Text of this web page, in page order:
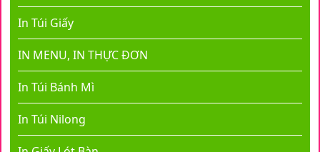
In Túi Giấy
IN MENU, IN THỰC ĐƠN
In Túi Bánh Mì
In Túi Nilong